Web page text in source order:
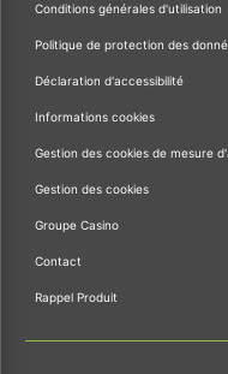
Conditions générales d'utilisation
Politique de protection des
Déclaration d'accessibilité
Informations cookies
Gestion des cookies de mesure
Gestion des cookies
Groupe Casino
Contact
Rappel Produit